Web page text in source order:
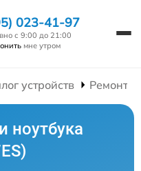
023-41-97
с 9:00 до 21:00
мне утром
устройств Ремонт
ноутбука